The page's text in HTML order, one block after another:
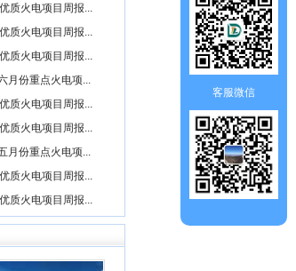
质火电项目周报...
质火电项目周报...
质火电项目周报...
月份重点火电项...
质火电项目周报...
质火电项目周报...
月份重点火电项...
质火电项目周报...
质火电项目周报...
客服微信